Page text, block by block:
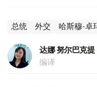
总统 外交 哈斯穆-卓
达娜 努尔巴克提
编译